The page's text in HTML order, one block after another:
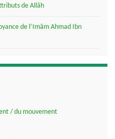
de Allâh
de l’Imâm Ahmad Ibn
/ du mouvement